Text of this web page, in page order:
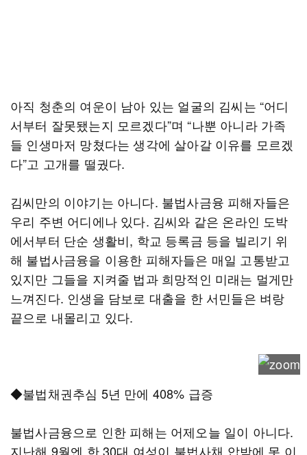
아직 청춘의 여운이 남아 있는 얼굴의 김씨는 “어디
서부터 잘못됐는지 모르겠다”며 “나뿐 아니라 가족
들 인생마저 망쳤다는 생각에 살아갈 이유를 모르겠
다”고 고개를 떨궜다.
김씨만의 이야기는 아니다. 불법사금융 피해자들은
우리 주변 어디에나 있다. 김씨와 같은 온라인 도박
에서부터 단순 생활비, 학교 등록금 등을 빌리기 위
해 불법사금융을 이용한 피해자들은 매일 고통받고
있지만 그들을 지켜줄 법과 희망적인 미래는 멀게만
느껴진다. 인생을 담보로 대출을 한 서민들은 벼랑
끝으로 내몰리고 있다.
◆불법채권추심 5년 만에 408% 급증
불법사금융으로 인한 피해는 어제오늘 일이 아니다.
지난해 9월엔 한 30대 여성이 불법사채 압박에 못 이